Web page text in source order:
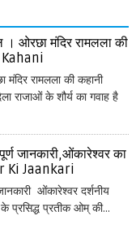
ओरछा मंदिर रामलला की
रामलला की कहानी
राजाओं के शौर्य का गवाह है
जानकारी,ओंकारेश्वर का
Ki Jaankari
ओंकारेश्वर दर्शनीय
प्रसिद्ध प्रतीक ओम् की...